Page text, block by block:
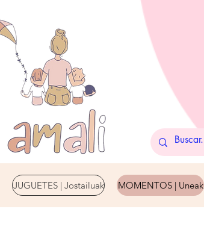
JUGUETES | Jostailuak MOMENTOS | Uneak